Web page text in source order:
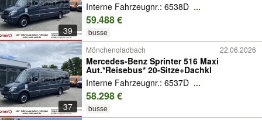
39
Interne Fahrzeugnr.: 6538D ...
59.488 €
busse
37
Mönchengladbach 22.06.2026
Mercedes-Benz Sprinter 516 Maxi
Aut.*Reisebus* 20-Sitze+Dachkl
Interne Fahrzeugnr.: 6537D ...
58.298 €
busse